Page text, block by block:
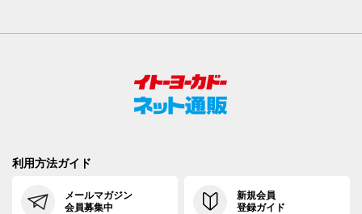
利用方法ガイド
メールマガジン
会員募集中
新規会員
登録ガイド